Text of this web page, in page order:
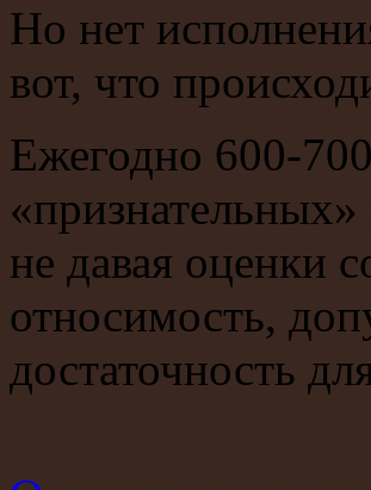
Но нет
вот, что
Ежегодно 600-
не давая оценки
относимость,
достаточность